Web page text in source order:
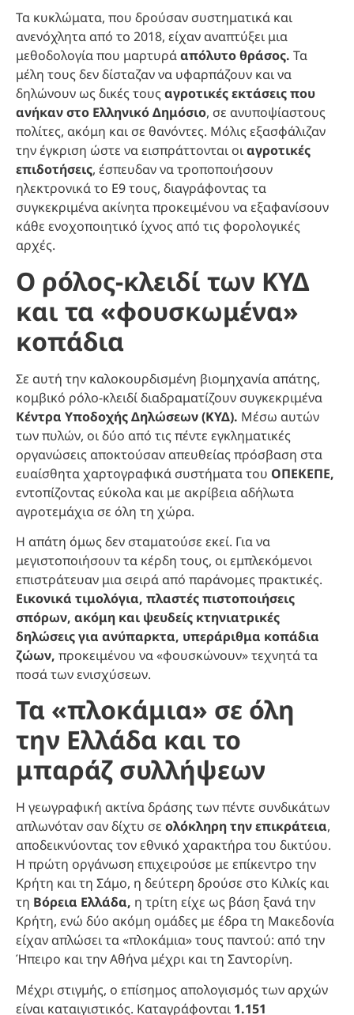
Τα κυκλώματα, που δρούσαν συστηματικά και
ανενόχλητα από το 2018, είχαν αναπτύξει μια
μεθοδολογία που μαρτυράαπόλυτο θράσος. Τα
μέλη τους δεν δίσταζαν να υφαρπάζουν και να
δηλώνουν ως δικές τους αγροτικές εκτάσεις που
ανήκαν στο Ελληνικό Δημόσιο, σε ανυποψίαστους
πολίτες, ακόμη και σε θανόντες. Μόλις εξασφάλιζαν
την έγκριση ώστε να εισπράττονται οιαγροτικές
επιδοτήσεις, έσπευδαν να τροποποιήσουν
ηλεκτρονικά το Ε9 τους, διαγράφοντας τα
συγκεκριμένα ακίνητα προκειμένου να εξαφανίσουν
κάθε ενοχοποιητικό ίχνος από τις φορολογικές
αρχές.
Ο ρόλος-κλειδί των ΚΥΔ
και τα «φουσκωμένα»
κοπάδια
Σε αυτή την καλοκουρδισμένη βιομηχανία απάτης,
κομβικό ρόλο-κλειδί διαδραματίζουν συγκεκριμένα
Κέντρα Υποδοχής Δηλώσεων (ΚΥΔ). Μέσω αυτών
των πυλών, οι δύο από τις πέντε εγκληματικές
οργανώσεις αποκτούσαν απευθείας πρόσβαση στα
ευαίσθητα χαρτογραφικά συστήματα του ΟΠΕΚΕΠΕ,
εντοπίζοντας εύκολα και με ακρίβεια αδήλωτα
αγροτεμάχια σε όλη τη χώρα.
Η απάτη όμως δεν σταματούσε εκεί. Για να
μεγιστοποιήσουν τα κέρδη τους, οι εμπλεκόμενοι
επιστράτευαν μια σειρά από παράνομες πρακτικές.
Εικονικά τιμολόγια, πλαστές πιστοποιήσεις
σπόρων, ακόμη και ψευδείς κτηνιατρικές
δηλώσεις για ανύπαρκτα, υπεράριθμα κοπάδια
ζώων, προκειμένου να «φουσκώνουν» τεχνητά τα
ποσά των ενισχύσεων.
Τα «πλοκάμια» σε όλη
την Ελλάδα και το
μπαράζ συλλήψεων
Η γεωγραφική ακτίνα δράσης των πέντε συνδικάτων
απλωνόταν σαν δίχτυ σε ολόκληρη την επικράτεια,
αποδεικνύοντας τον εθνικό χαρακτήρα του δικτύου.
Η πρώτη οργάνωση επιχειρούσε με επίκεντρο την
Κρήτη και τη Σάμο, η δεύτερη δρούσε στο Κιλκίς και
τη Βόρεια Ελλάδα, η τρίτη είχε ως βάση ξανά την
Κρήτη, ενώ δύο ακόμη ομάδες με έδρα τη Μακεδονία
είχαν απλώσει τα «πλοκάμια» τους παντού: από την
Ήπειρο και την Αθήνα μέχρι και τη Σαντορίνη.
Μέχρι στιγμής, ο επίσημος απολογισμός των αρχών
είναι καταιγιστικός. Καταγράφονται 1.151